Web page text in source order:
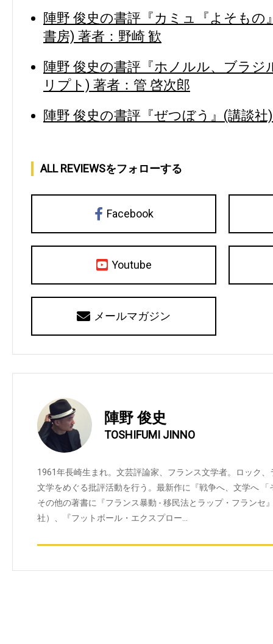
陣野 俊史の書評『カミュ『よそも
書房) 著者：野崎 歓
陣野 俊史の書評『ホノルル、ブラジ
リプト) 著者：管 啓次郎
陣野 俊史の書評『ぜつぼう』(講談社
ALL REVIEWSをフォローする
Facebook
Youtube
メールマガジン
陣野 俊史
TOSHIFUMI JINNO
1961年長崎生まれ。文芸評論家、フランス文学者。ロック
文学をめぐる批評活動を行う。最新作に『戦争へ、文学へ
その他の著書に『フランス暴動 - 移民法とラップ・フランセ
社）、『フットボール・エクスプロー…